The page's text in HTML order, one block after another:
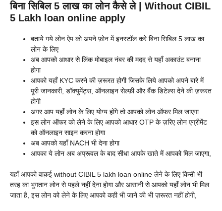
बिना सिबिल 5 लाख का लोन कैसे ले | Without CIBIL
5 Lakh loan online apply
बताये गये लोन ऐप को अपने फ़ोन में इनस्टॉल करे बिना सिबिल 5 लाख का
लोन के लिए
अब आपको आधार से लिंक मोबाइल नंबर की मदद से यहाँ अकाउंट बनाना
होगा
आपको यहाँ KYC करने की ज़रूरत होगी जिसके लिये आपको अपने बारे में
पूरी जानकारी, डॉक्युमेंट्स, ऑनलाइन सेल्फ़ी और बैंक डिटेल्स देने की ज़रूरत
होगी
अगर आप यहाँ लोन के लिए योग्य होंगे तो आपको लोन ऑफर मिल जाएगा
इस लोन ऑफर को लेने के लिए आपको आधार OTP के ज़रिए लोन एग्रीमेंट
को ऑनलाइन साइन करना होगा
अब आपको यहाँ NACH भी देना होगा
आपका ये लोन अब अप्रूवल के बाद सीधा आपके खाते में आपको मिल जाएगा,
यहाँ आपको वाक़ई without CIBIL 5 lakh loan online लेने के लिए किसी भी
तरह का भुगतान लोन से पहले नहीं देना होगा और आसानी से आपको यहाँ लोन भी मिल
जाता है, इस लोन को लेने के लिए आपको कही भी जाने की भी ज़रूरत नहीं होगी,